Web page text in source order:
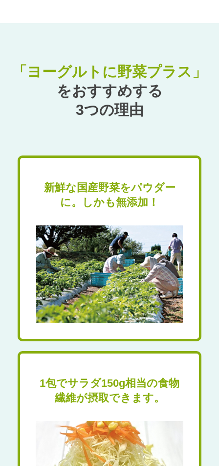
「ヨーグルトに野菜プラス」
をおすすめする
3つの理由
新鮮な国産野菜をパウダー
に。
しかも無添加！
1包でサラダ150g相当の食物
繊維が摂取できます。